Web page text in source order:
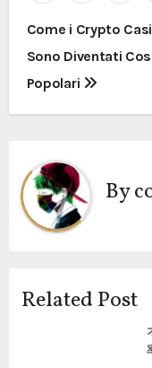
P
o
s
n
a
i
Come i Crypto
Sono Diventati
Popolari
By
Related Post